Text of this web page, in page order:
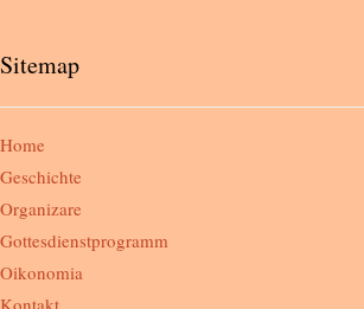
Sitemap
Home
Geschichte
Organizare
Gottesdienstprogramm
Oikonomia
Kontakt